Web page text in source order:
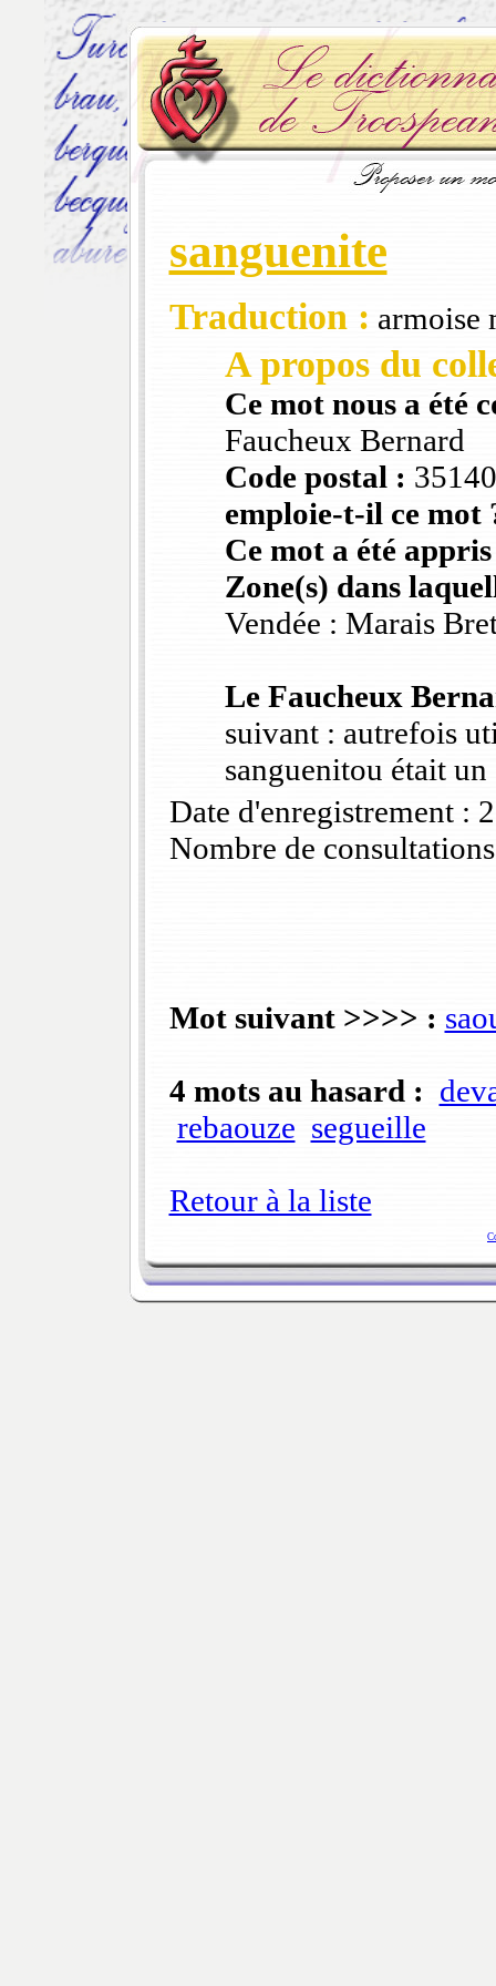
sanguenite
Traduction : armoise
A propos du
Ce mot nous a été
Faucheux Bernard
Code postal :
emploie-t-il ce mot
Ce mot a été
Zone(s) dans
Vendée : Marais
Le Faucheux
suivant : autrefois
sanguenitou était
Date d'enregistrement :
Nombre de
Mot suivant >>>> :
4 mots au hasard :
rebaouze segueille
Retour à la liste